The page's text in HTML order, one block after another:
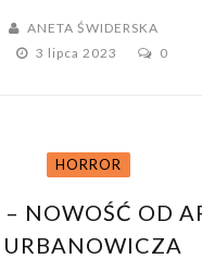
ANETA ŚWIDERSKA
3 lipca 2023
0
HORROR
NOWOŚĆ OD
URBANOWICZA